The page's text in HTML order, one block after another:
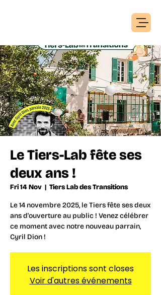
Le Tiers-Lab fête ses
deux ans !
Fri 14 Nov
  |
Tiers Lab des Transitions
Le 14 novembre 2025, le Tiers fête ses deux
ans d'ouverture au public ! Venez célébrer
ce moment avec notre nouveau parrain,
Cyril Dion !
Les inscriptions sont closes
Voir d'autres événements